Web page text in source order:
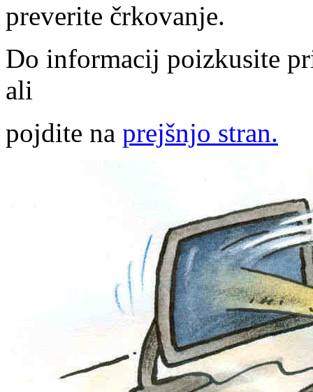
preverite črkovanje.
Do informacij poizkusite
ali
pojdite na prejšnjo stran.